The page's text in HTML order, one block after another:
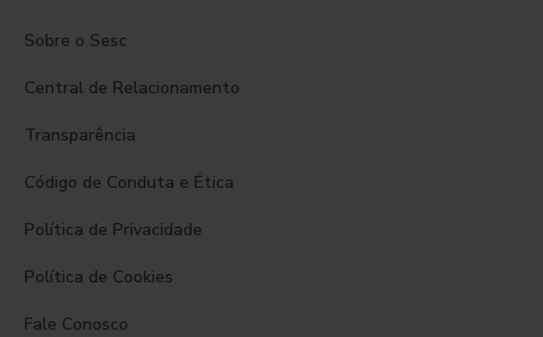
Sobre o Sesc
Central de Relacionamento
Transparência
Código de Conduta e Ética
Política de Privacidade
Política de Cookies
Fale Conosco